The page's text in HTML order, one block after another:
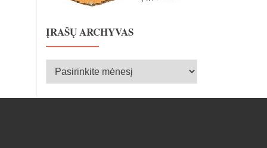
ĮRAŠŲ ARCHYVAS
Įrašų